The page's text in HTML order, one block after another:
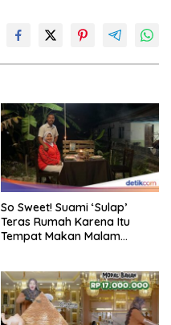
So Sweet! Suami ‘Sulap’
Teras Rumah Karena Itu
Tempat Makan Malam